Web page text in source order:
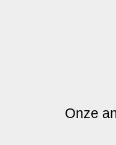
Onze